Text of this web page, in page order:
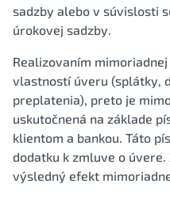
sadzby alebo v súvislosti
úrokovej sadzby.
Realizovaním
vlastností úveru (splátky,
preplatenia), preto je
uskutočnená na základe
klientom a bankou. Táto
dodatku k zmluve o
výsledný efekt